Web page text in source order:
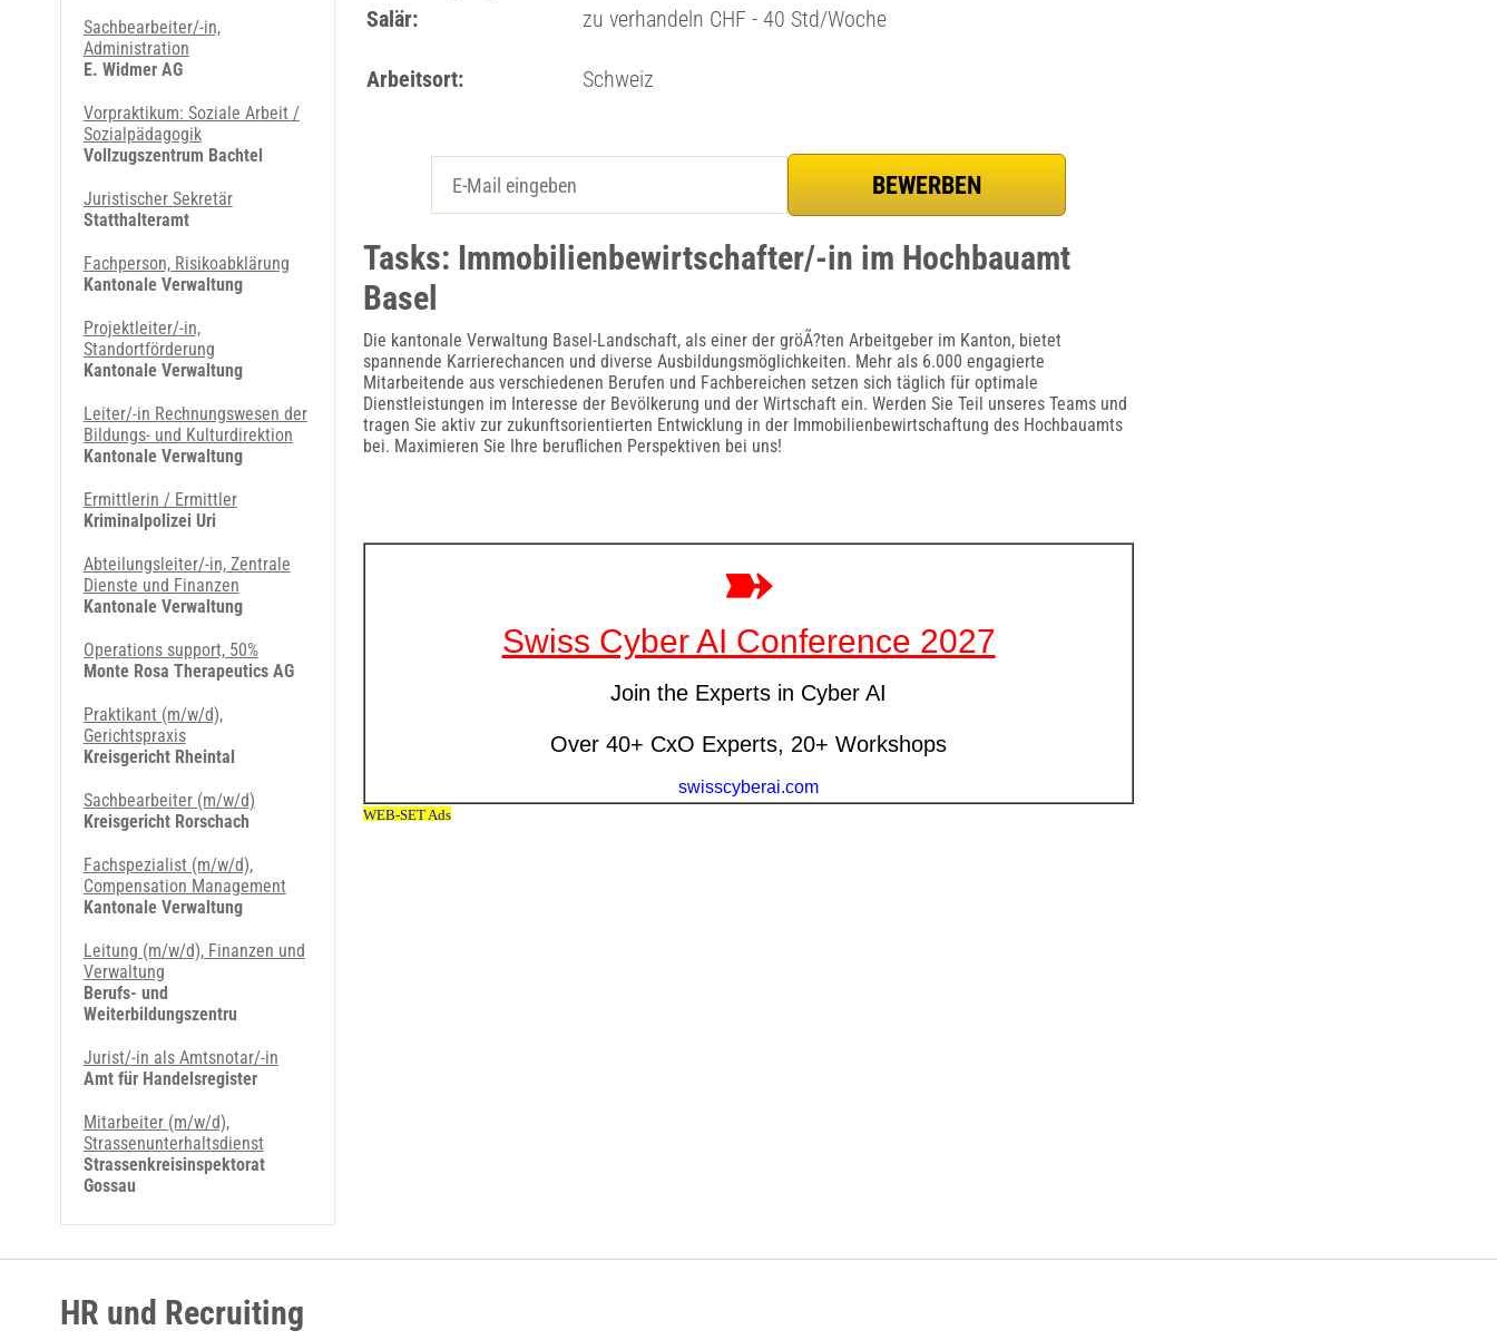
Salär:
zu verhandeln CHF - 40 Std/Woche
Arbeitsort: Schweiz
Tasks: Immobilienbewirtschafter/-in im Hochbauamt
Basel
Die kantonale Verwaltung Basel-Landschaft, als einer der gröÃ?ten Arbeitgeber im Kanton, bietet
spannende Karrierechancen und diverse Ausbildungsmöglichkeiten. Mehr als 6.000 engagierte
Mitarbeitende aus verschiedenen Berufen und Fachbereichen setzen sich täglich für optimale
Dienstleistungen im Interesse der Bevölkerung und der Wirtschaft ein. Werden Sie Teil unseres Teams und
tragen Sie aktiv zur zukunftsorientierten Entwicklung in der Immobilienbewirtschaftung des Hochbauamts
bei. Maximieren Sie Ihre beruflichen Perspektiven bei uns!
Sachbearbeiter/-in,
Administration
E. Widmer AG
Vorpraktikum: Soziale Arbeit /
Sozialpädagogik
Vollzugszentrum Bachtel
Juristischer Sekretär
Statthalteramt
Fachperson, Risikoabklärung
Kantonale Verwaltung
Projektleiter/-in,
Standortförderung
Kantonale Verwaltung
Leiter/-in Rechnungswesen der
Bildungs- und Kulturdirektion
Kantonale Verwaltung
Ermittlerin / Ermittler
Kriminalpolizei Uri
Abteilungsleiter/-in, Zentrale
Dienste und Finanzen
Kantonale Verwaltung
Operations support, 50%
Monte Rosa Therapeutics AG
Praktikant (m/w/d),
Gerichtspraxis
Kreisgericht Rheintal
Sachbearbeiter (m/w/d)
Kreisgericht Rorschach
Fachspezialist (m/w/d),
Compensation Management
Kantonale Verwaltung
Leitung (m/w/d), Finanzen und
Verwaltung
Berufs- und
Weiterbildungszentru
Jurist/-in als Amtsnotar/-in
Amt für Handelsregister
Mitarbeiter (m/w/d),
Strassenunterhaltsdienst
Strassenkreisinspektorat
Gossau
HR und Recruiting